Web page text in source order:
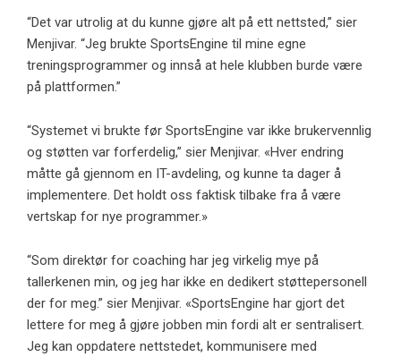
“Det var utrolig at du kunne gjøre alt på ett nettsted,” sier
Menjivar. “Jeg brukte SportsEngine til mine egne
treningsprogrammer og innså at hele klubben burde være
på plattformen.”
“Systemet vi brukte før SportsEngine var ikke brukervennlig
og støtten var forferdelig,” sier Menjivar. «Hver endring
måtte gå gjennom en IT-avdeling, og kunne ta dager å
implementere. Det holdt oss faktisk tilbake fra å være
vertskap for nye programmer.»
“Som direktør for coaching har jeg virkelig mye på
tallerkenen min, og jeg har ikke en dedikert støttepersonell
der for meg.” sier Menjivar. «SportsEngine har gjort det
lettere for meg å gjøre jobben min fordi alt er sentralisert.
Jeg kan oppdatere nettstedet, kommunisere med